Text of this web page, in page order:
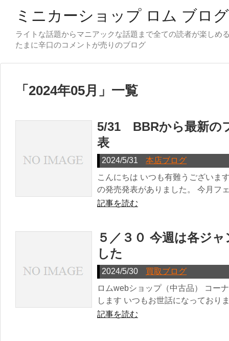
ミニカーショップ ロム ブログ
ライトな話題からマニアックな話題まで全ての読者が楽しめ
「 2024年05月 」 一覧
5/31 BBRから最新の
表
2024/5/31
本店ブログ
こんにちは いつも有難うございま
の発売発表がありました。 今月フ
記事を読む
５／３０ 今週は各ジ
した
2024/5/30
買取ブログ
ロムwebショップ（中古品） コー
します いつもお世話になってお
記事を読む